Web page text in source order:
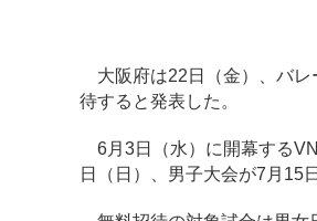
大阪府は22日（金）、バレ
待すると発表した。
6月3日（水）に開幕する
日（日）、男子大会が7月15